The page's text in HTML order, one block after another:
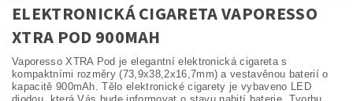
ELEKTRONICKÁ CIGARETA VAPORESSO
XTRA POD 900MAH
Vaporesso XTRA Pod je elegantní elektronická cigareta s
kompaktními rozměry (73,9x38,2x16,7mm) a vestavěnou baterií o
kapacitě 900mAh. Tělo elektronické cigarety je vybaveno LED